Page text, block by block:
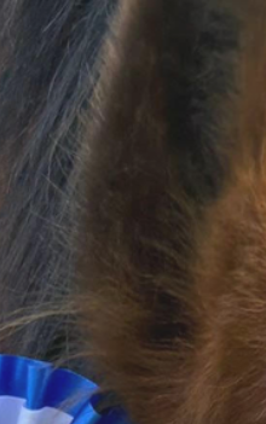
Siirry
sivun
sisältöön